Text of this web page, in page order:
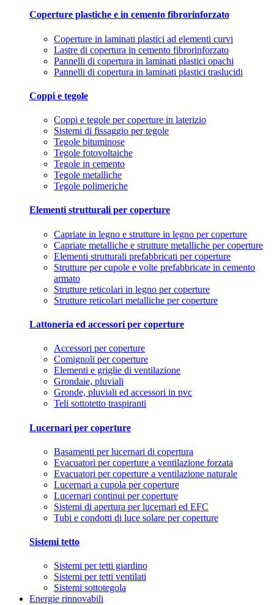
Coperture plastiche e in cemento fibrorinforzato
Coperture in laminati plastici ad elementi curvi
Lastre di copertura in cemento fibrorinforzato
Pannelli di copertura in laminati plastici opachi
Pannelli di copertura in laminati plastici traslucidi
Coppi e tegole
Coppi e tegole per coperture in laterizio
Sistemi di fissaggio per tegole
Tegole bituminose
Tegole fotovoltaiche
Tegole in cemento
Tegole metalliche
Tegole polimeriche
Elementi strutturali per coperture
Capriate in legno e strutture in legno per coperture
Capriate metalliche e strutture metalliche per coperture
Elementi strutturali prefabbricati per coperture
Strutture per cupole e volte prefabbricate in cemento
armato
Strutture reticolari in legno per coperture
Strutture reticolari metalliche per coperture
Lattoneria ed accessori per coperture
Accessori per coperture
Comignoli per coperture
Elementi e griglie di ventilazione
Grondaie, pluviali
Gronde, pluviali ed accessori in pvc
Teli sottotetto traspiranti
Lucernari per coperture
Basamenti per lucernari di copertura
Evacuatori per coperture a ventilazione forzata
Evacuatori per coperture a ventilazione naturale
Lucernari a cupola per coperture
Lucernari continui per coperture
Sistemi di apertura per lucernari ed EFC
Tubi e condotti di luce solare per coperture
Sistemi tetto
Sistemi per tetti giardino
Sistemi per tetti ventilati
Sistemi sottotegola
Energie rinnovabili